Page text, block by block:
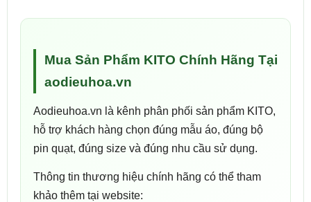
Mua Sản Phẩm KITO Chính Hãng Tại
aodieuhoa.vn
Aodieuhoa.vn là kênh phân phối sản phẩm KITO,
hỗ trợ khách hàng chọn đúng mẫu áo, đúng bộ
pin quạt, đúng size và đúng nhu cầu sử dụng.
Thông tin thương hiệu chính hãng có thể tham
khảo thêm tại website: